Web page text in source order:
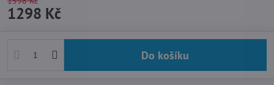
1298 Kč
Do košíku